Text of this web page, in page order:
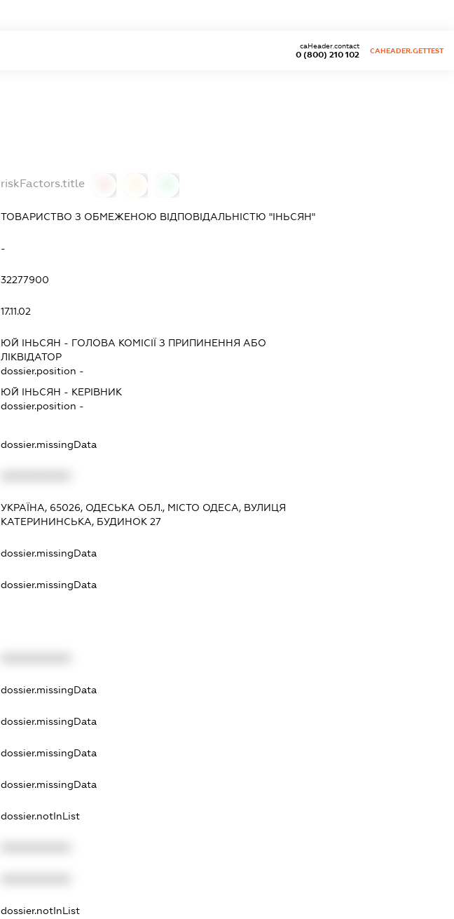
0 (800) 210 102
caHeader.contact
CAHEADER.GETTEST
riskFactors.title
ТОВАРИСТВО З ОБМЕЖЕНОЮ ВІДПОВІДАЛЬНІСТЮ "ІНЬСЯН"
-
32277900
17.11.02
ЮЙ ІНЬСЯН - ГОЛОВА КОМІСІЇ З ПРИПИНЕННЯ АБО
ЛІКВІДАТОР
dossier.position -
ЮЙ ІНЬСЯН - КЕРІВНИК
dossier.position -
dossier.missingData
УКРАЇНА, 65026, ОДЕСЬКА ОБЛ., МІСТО ОДЕСА, ВУЛИЦЯ
КАТЕРИНИНСЬКА, БУДИНОК 27
dossier.missingData
dossier.missingData
dossier.missingData
dossier.missingData
dossier.missingData
dossier.missingData
dossier.notInList
dossier.notInList